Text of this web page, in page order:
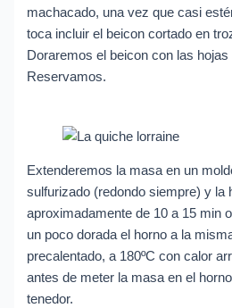
machacado, una vez que casi
toca incluir el beicon cortado en
Doraremos el beicon con las
Reservamos.
Extenderemos la masa en un
sulfurizado (redondo siempre) y la
aproximadamente de 10 a 15 min
un poco dorada el horno a la
precalentado, a 180ºC con calor
antes de meter la masa en el
tenedor.